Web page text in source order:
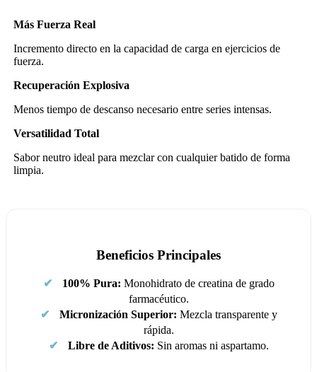
Más Fuerza Real
Incremento directo en la capacidad de carga en ejercicios de
fuerza.
Recuperación Explosiva
Menos tiempo de descanso necesario entre series intensas.
Versatilidad Total
Sabor neutro ideal para mezclar con cualquier batido de forma
limpia.
Beneficios Principales
✔ 100% Pura: Monohidrato de creatina de grado
farmacéutico.
✔
Micronización Superior: Mezcla transparente y
rápida.
✔
Libre de Aditivos: Sin aromas ni aspartamo.